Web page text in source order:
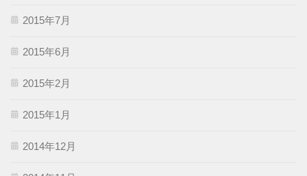
2015年7月
2015年6月
2015年2月
2015年1月
2014年12月